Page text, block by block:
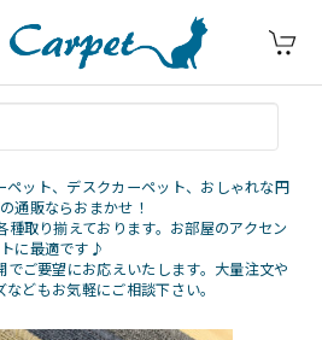
ット、デスクカーペット、おしゃれな円
通販ならおまかせ！
種取り揃えております。お部屋のアクセン
トに最適です♪
ご要望にお応えいたします。大量注文や
どもお気軽にご相談下さい。